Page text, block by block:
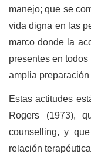
manejo; que se
vida digna en las
marco donde la
presentes en
amplia
Estas actitudes
Rogers (1973),
counselling, y
relación